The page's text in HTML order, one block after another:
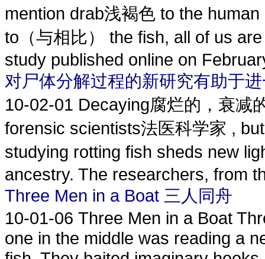
mention drab浅褐色 to the
to（与相比） the fish, all of us
study published online on
对尸体分解过程的新研究有助于
10-02-01 Decaying腐烂的，衰减
forensic scientists法医科学家 ,
studying rotting fish sheds new
ancestry. The researchers, from
Three Men in a Boat 三人同舟
10-01-06 Three Men in a Boat
one in the middle was reading a